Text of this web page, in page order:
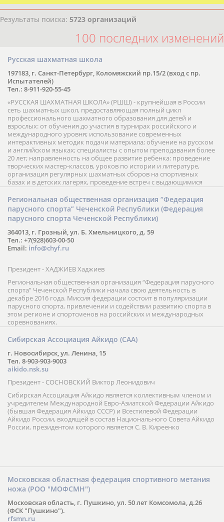
Результаты поиска: 5723 организаций
100 последних изменений
Русская шахматная школа
197183, г. Санкт-Петербург, Коломяжский пр.15/2 (вход с пр.
Испытателей)
Тел.: 8-911-920-55-45
«РУССКАЯ ШАХМАТНАЯ ШКОЛА» (РШШ) - крупнейшая в России
сеть шахматных школ, предоставляющая полный цикл
профессионального шахматного образования для детей и
взрослых: от обучения до участия в турнирах российского и
международного уровня; использование современных
интерактивных методик подачи материала; обучение на русском
и английском языках; специалисты с опытом преподавания более
20 лет; направленность на общее развитие ребенка: проведение
творческих мастер-классов, уроков по истории и литературе,
организация регулярных шахматных сборов на спортивных
базах и в детских лагерях, проведение встреч с выдающимися
шахматистами; корпоративное обучение; онлайн обучение в
форме вебинаров и индивидуальных занятий, круглые столы
российских и международных тренеров, организация фестивалей;
онлайн трансляция мероприятий и турниров.
Региональная общественная организация “Федерация
парусного спорта” Чеченской Республики (Федерация
парусного спорта Чеченской Республики)
364013, г. Грозный, ул. Б. Хмельницкого, д. 59
Тел.: +7(928)603-00-50
Email: info@chyf.ru
Президент - ХАДЖИЕВ Хаджиев
Региональная общественная организация “Федерация парусного
спорта” Чеченской Республики начала свою деятельность в
декабре 2016 года. Миссия федерации состоит в популяризации
парусного спорта, привлечении и содействии развитию спорта в
этом регионе и спортсменов на российских и международных
соревнованиях.
Сибирская Ассоциация Айкидо (САА)
г. Новосибирск, ул. Ленина, 15
Тел. 8-903-903-9003
aikido.nsk.su
Президент - СОСНОВСКИЙ Виктор Леонидович
Сибирская Ассоциация Айкидо является коллективным членом и
учредителем Международной Евро-Азиатской Федерации Айкидо
(бывшая Федерация Айкидо СССР) и Всестилевой Федерации
Айкидо России, входящей в состав Национального Совета Айкидо
России, президентом которого является С. В. Киреенко
Московская областная федерация спортивного метания
ножа (РОО "МОФСМН")
Московская область, г. Пушкино, ул. 50 лет Комсомола, д.26
(ФСК "Пушкино").
rfsmn.ru